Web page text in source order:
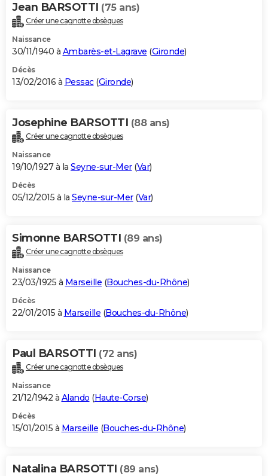
Jean BARSOTTI (75 ans)
Créer une cagnotte obsèques
Naissance
30/11/1940 à Ambarès-et-Lagrave (Gironde)
Décès
13/02/2016 à Pessac(Gironde)
Josephine BARSOTTI (88 ans)
Créer une cagnotte obsèques
Naissance
19/10/1927 à la Seyne-sur-Mer(Var)
Décès
05/12/2015 à la Seyne-sur-Mer(Var)
Simonne BARSOTTI (89 ans)
Créer une cagnotte obsèques
Naissance
23/03/1925 à Marseille (Bouches-du-Rhône)
Décès
22/01/2015 à Marseille (Bouches-du-Rhône)
Paul BARSOTTI (72 ans)
Créer une cagnotte obsèques
Naissance
21/12/1942 à Alando (Haute-Corse)
Décès
15/01/2015 à Marseille (Bouches-du-Rhône)
Natalina BARSOTTI (89 ans)